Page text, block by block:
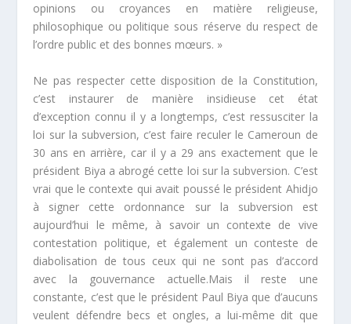
opinions ou croyances en matière religieuse,
philosophique ou politique sous réserve du respect de
l’ordre public et des bonnes mœurs. »
Ne pas respecter cette disposition de la Constitution,
c’est instaurer de manière insidieuse cet état
d’exception connu il y a longtemps, c’est ressusciter la
loi sur la subversion, c’est faire reculer le Cameroun de
30 ans en arrière, car il y a 29 ans exactement que le
président Biya a abrogé cette loi sur la subversion. C’est
vrai que le contexte qui avait poussé le président Ahidjo
à signer cette ordonnance sur la subversion est
aujourd’hui le même, à savoir un contexte de vive
contestation politique, et également un conteste de
diabolisation de tous ceux qui ne sont pas d’accord
avec la gouvernance actuelle.Mais il reste une
constante, c’est que le président Paul Biya que d’aucuns
veulent défendre becs et ongles, a lui-même dit que